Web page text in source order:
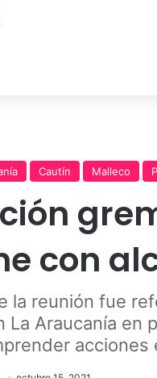
Cautín Malleco
con
la reunión fue
La Araucanía
acciones